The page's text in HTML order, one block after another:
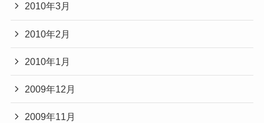
2010年3月
2010年2月
2010年1月
2009年12月
2009年11月